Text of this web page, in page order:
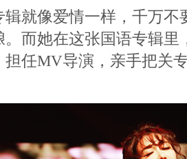
像爱情一样，千万不
而她在这张国语专辑里
担任MV导演，亲手把关